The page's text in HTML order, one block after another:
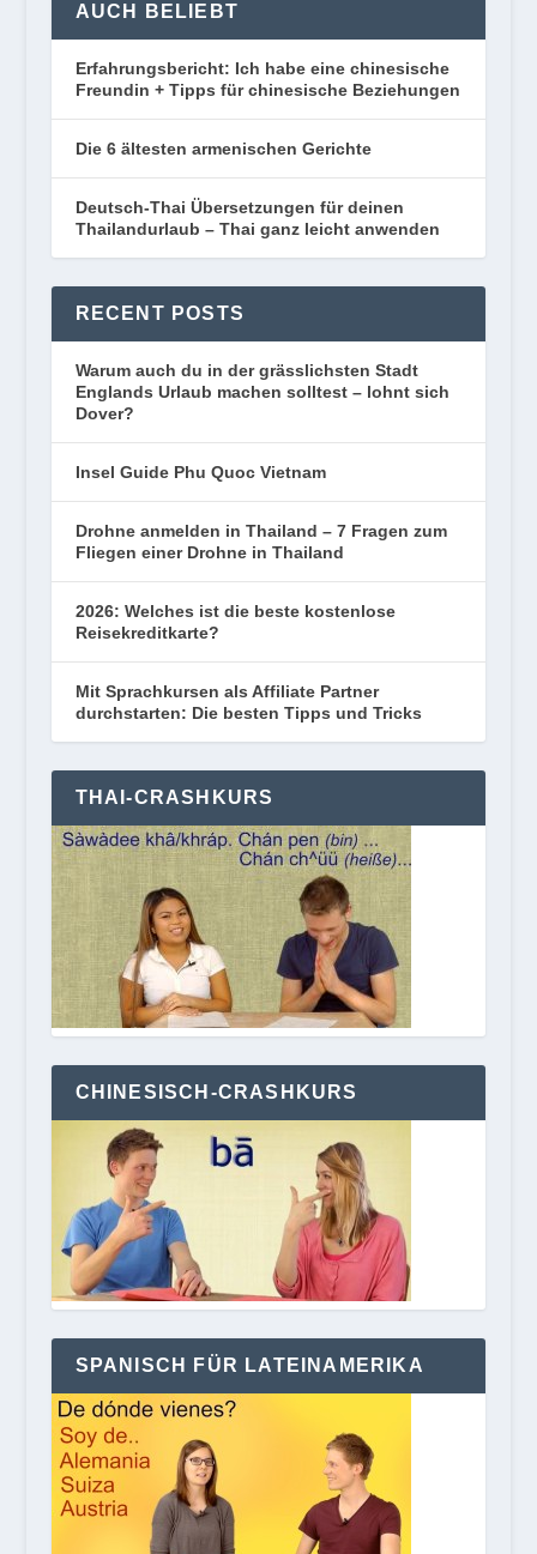
AUCH BELIEBT
Erfahrungsbericht: Ich habe eine chinesische
Freundin + Tipps für chinesische Beziehungen
Die 6 ältesten armenischen Gerichte
Deutsch-Thai Übersetzungen für deinen
Thailandurlaub – Thai ganz leicht anwenden
RECENT POSTS
Warum auch du in der grässlichsten Stadt
Englands Urlaub machen solltest – lohnt sich
Dover?
Insel Guide Phu Quoc Vietnam
Drohne anmelden in Thailand – 7 Fragen zum
Fliegen einer Drohne in Thailand
2026: Welches ist die beste kostenlose
Reisekreditkarte?
Mit Sprachkursen als Affiliate Partner
durchstarten: Die besten Tipps und Tricks
THAI-CRASHKURS
CHINESISCH-CRASHKURS
SPANISCH FÜR LATEINAMERIKA